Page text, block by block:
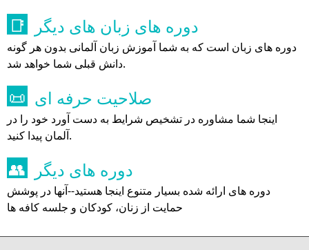
📑 دوره های زبان های دیگر
دوره های زبان است که به شما آموزش زبان آلمانی بدون هر گونه
دانش قبلی شما خواهد شد.
📜 صلاحیت حرفه ای
اینجا شما مشاوره در تشخیص شرایط به دست آورد خود را در
آلمان پیدا کنید.
👥 دوره های دیگر
دوره های ارائه شده بسیار متنوع اینجا هستید--آنها در پوشش
حمایت از زنان، کودکان و جلسه کافه ها